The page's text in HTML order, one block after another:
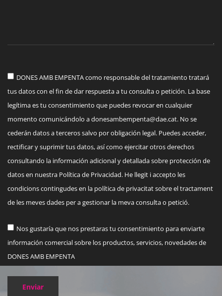
DONES AMB EMPENTA como responsable del tratamiento tratará
tus datos con el fin de dar respuesta a tu consulta o petición. La base
legítima es tu consentimiento que puedes revocar en cualquier
momento comunicándolo adonesambempenta@dae.cat. No se
cederán datos a terceros salvo por obligación legal. Puedes acceder,
rectificar y suprimir tus datos, así como ejercitar otros derechos
consultando la información adicional y detallada sobre protección de
datos en nuestra Política de Privacidad. He llegit i accepto les
condicions contingudes en la política de privacitat sobre el tractament
de les meves dades per a gestionar la meva consulta o petició.
Nos gustaría que nos prestaras tu consentimiento para enviarte
información comercial sobre los productos, servicios, novedades de
DONES AMB EMPENTA
Enviar